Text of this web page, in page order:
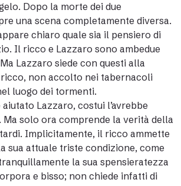
Dopo la morte dei due
una scena completamente diversa.
chiaro quale sia il pensiero di
Il ricco e Lazzaro sono ambedue
Lazzaro siede con questi alla
non accolto nei tabernacoli
luogo dei tormenti.
Lazzaro, costui l’avrebbe
solo ora comprende la verità della
Implicitamente, il ricco ammette
sua attuale triste condizione, come
la sua spensieratezza
e bisso; non chiede infatti di